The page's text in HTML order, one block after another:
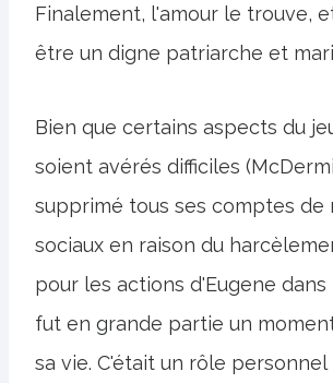
Finalement, l'amour le trouve,
être un digne patriarche et
Bien que certains aspects du
soient avérés difficiles
supprimé tous ses comptes de
sociaux en raison du
pour les actions d'Eugene dans
fut en grande partie un
sa vie. C'était un rôle personnel